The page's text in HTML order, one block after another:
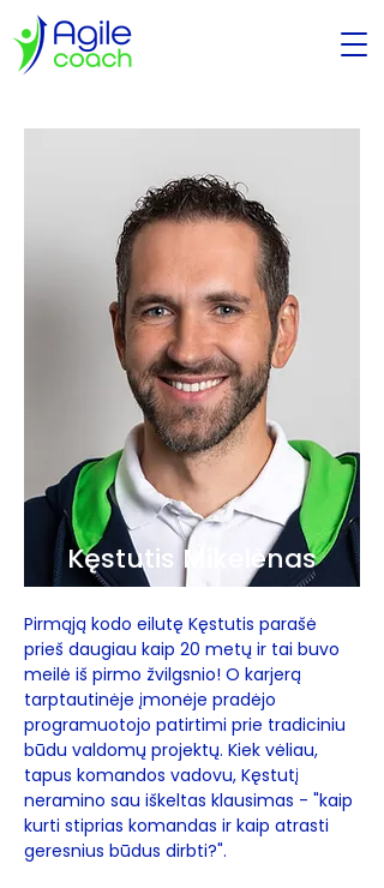
Kęstutis Mikelėnas
Pirmąją kodo eilutę Kęstutis parašė
prieš daugiau kaip 20 metų ir tai buvo
meilė iš pirmo žvilgsnio! O karjerą
tarptautinėje įmonėje pradėjo
programuotojo patirtimi prie tradiciniu
būdu valdomų projektų. Kiek vėliau,
tapus komandos vadovu, Kęstutį
neramino sau iškeltas klausimas - "kaip
kurti stiprias komandas ir kaip atrasti
geresnius būdus dirbti?".